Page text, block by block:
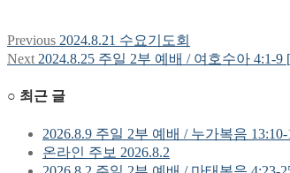
글
색
Previous Previous
post:
2024.8.21 수요기도회
Next Next
2024.8.25 주일 2부 예배 / 여호수아 4:1-
○ 최근 글
2026.8.9 주일 2부 예배 / 누가복음
온라인 주보 2026.8.2